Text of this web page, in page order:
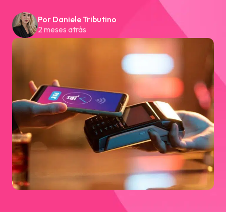
Por Daniele Tributino
2 meses atrás